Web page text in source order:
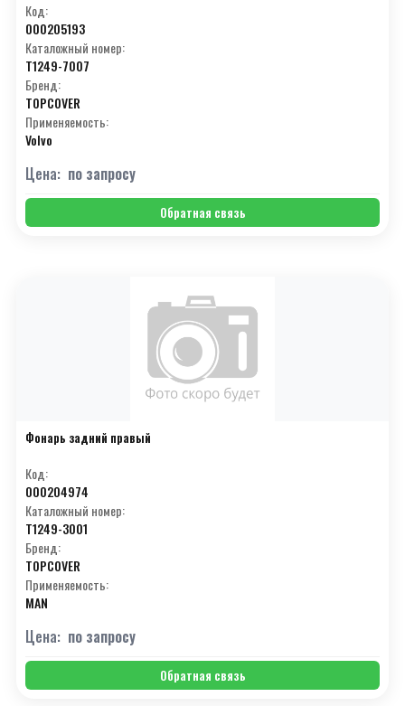
Код:
000205193
Каталожный номер:
T1249-7007
Бренд:
TOPCOVER
Применяемость:
Volvo
Цена: по запросу
Обратная связь
Фонарь задний правый
Код:
000204974
Каталожный номер:
T1249-3001
Бренд:
TOPCOVER
Применяемость:
MAN
Цена: по запросу
Обратная связь